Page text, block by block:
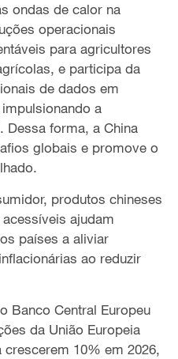
ondas de calor na
operacionais
​​para agricultores
e participa da
de dados em
a
Dessa forma, a China
globais e promove o
produtos chineses
ajudam
países a aliviar
ao reduzir
Banco Central Europeu
da União Europeia
crescerem 10% em 2026,